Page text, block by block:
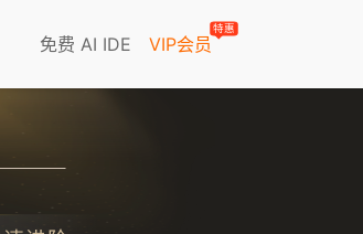
免费 AI IDE VIP会员
特惠